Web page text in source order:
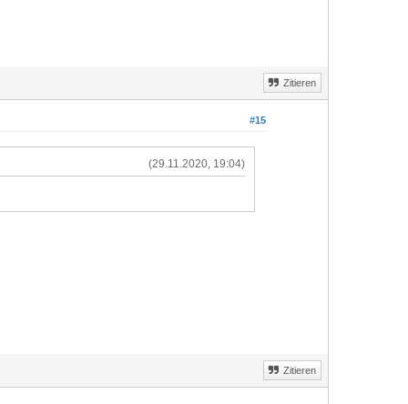
Zitieren
#15
(29.11.2020, 19:04)
Zitieren